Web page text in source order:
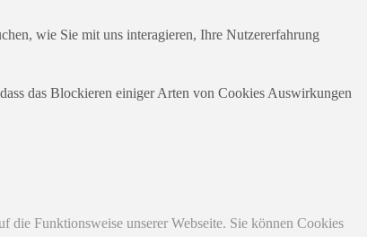
wie Sie mit uns interagieren, Ihre Nutzererfahrung
das Blockieren einiger Arten von Cookies Auswirkungen
Funktionsweise unserer Webseite. Sie können Cookies